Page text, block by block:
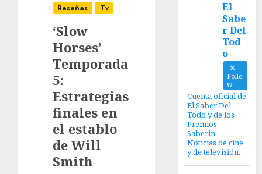
Reseñas Tv
‘Slow
Horses’
Temporada
5:
Estrategias
finales en
el establo
de Will
Smith
El
Sabe
r Del
Tod
o
Follo
w
Cuenta oficial de
El Saber Del
Todo y de los
Premios
Saberin.
Noticias de cine
y de televisión.